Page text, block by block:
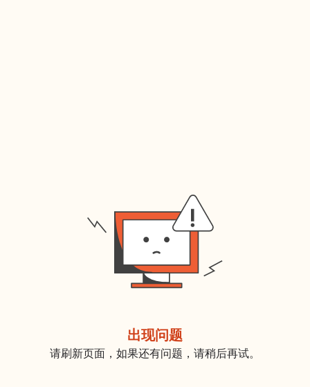
出现问题
请刷新页面，如果还有问题，请稍后再试。